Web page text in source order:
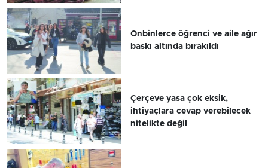
Onbinlerce öğrenci ve aile ağır
baskı altında bırakıldı
Çerçeve yasa çok eksik,
ihtiyaçlara cevap verebilecek
nitelikte değil